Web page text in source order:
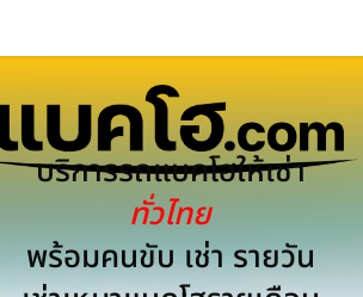
บริการรถแบคโฮให้เช่า
ทั่วไทย
พร้อมคนขับ เช่า รายวัน